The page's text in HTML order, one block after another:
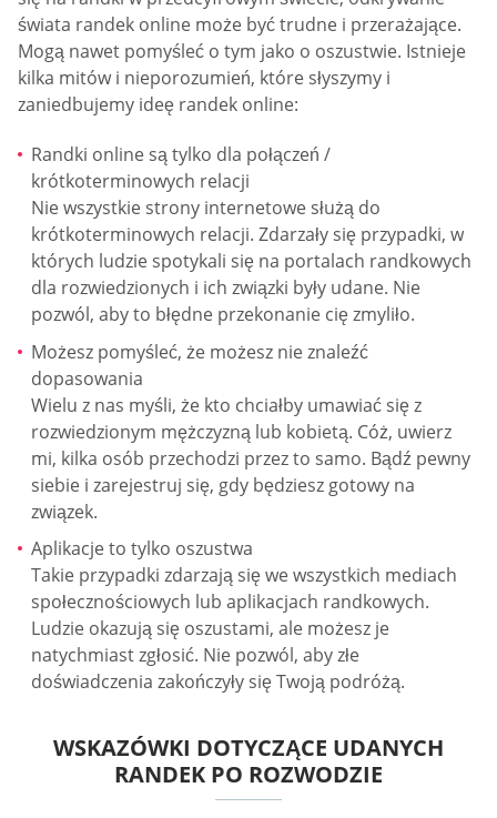
świata randek online może być trudne i przerażające.
Mogą nawet pomyśleć o tym jako o oszustwie. Istnieje
kilka mitów i nieporozumień, które słyszymy i
zaniedbujemy ideę randek online:
Randki online są tylko dla połączeń /
krótkoterminowych relacji
Nie wszystkie strony internetowe służą do
krótkoterminowych relacji. Zdarzały się przypadki, w
których ludzie spotykali się na portalach randkowych
dla rozwiedzionych i ich związki były udane. Nie
pozwól, aby to błędne przekonanie cię zmyliło.
Możesz pomyśleć, że możesz nie znaleźć
dopasowania
Wielu z nas myśli, że kto chciałby umawiać się z
rozwiedzionym mężczyzną lub kobietą. Cóż, uwierz
mi, kilka osób przechodzi przez to samo. Bądź pewny
siebie i zarejestruj się, gdy będziesz gotowy na
związek.
Aplikacje to tylko oszustwa
Takie przypadki zdarzają się we wszystkich mediach
społecznościowych lub aplikacjach randkowych.
Ludzie okazują się oszustami, ale możesz je
natychmiast zgłosić. Nie pozwól, aby złe
doświadczenia zakończyły się Twoją podróżą.
WSKAZÓWKI DOTYCZĄCE UDANYCH
RANDEK PO ROZWODZIE